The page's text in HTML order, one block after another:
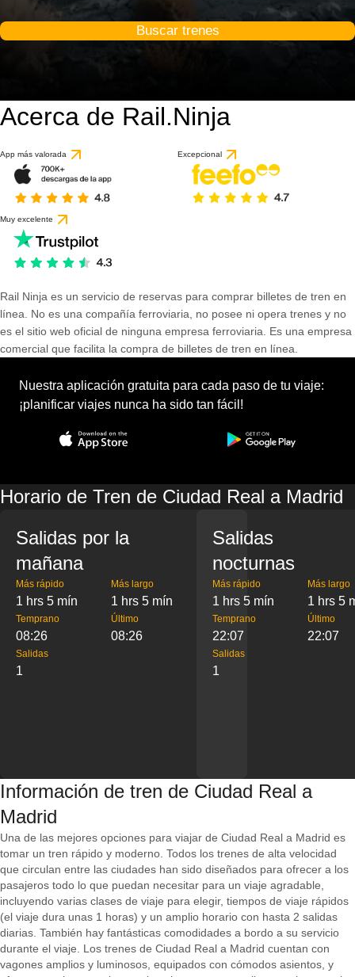
Buscar trenes
Acerca de Rail.Ninja
App más valorada Excepcional
Muy excelente
Rail Ninja es un servicio de reservas para comprar billetes de tren en
línea. No es una compañía ferroviaria, no posee ni opera trenes y no
es el sitio web oficial de ninguna empresa ferroviaria. Es una empresa
comercial que facilita la compra de billetes de tren en línea.
Nuestra aplicación gratuita para cada paso de tu viaje:
¡planificar viajes nunca ha sido tan fácil!
Horario de Tren de Ciudad Real a Madrid
Salidas por la
mañana
Más rápido
1 hrs 5 mín
Más largo
1 hrs 5 mín
Temprano
08:26
Último
08:26
Salidas
1
Salidas
nocturnas
Más rápido
1 hrs 5 mín
Más largo
1 hrs 5
Temprano
22:07
Último
22:07
Salidas
1
Información de tren de Ciudad Real a
Madrid
Una de las mejores opciones para viajar de Ciudad Real a Madrid es
tomar un tren rápido y moderno. Todos los trenes de alta velocidad
que circulan entre las ciudades han sido diseñados para ofrecer a los
pasajeros todo lo que puedan necesitar para un viaje agradable,
incluyendo varias clases de viaje para elegir, tiempos de viaje rápidos
(el viaje dura unas 1 horas) y un amplio horario con hasta 2 salidas
diarias. También hay fantásticas comodidades a bordo a su servicio
durante el viaje. Los trenes de Ciudad Real a Madrid cuentan con
vagones amplios y luminosos, equipados con cómodos asientos, y